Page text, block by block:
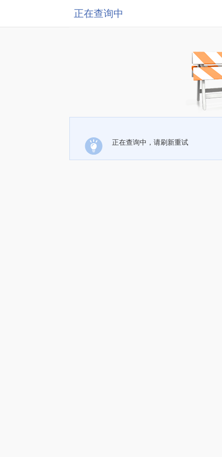
正在查询中
正在查询中，请刷新重试